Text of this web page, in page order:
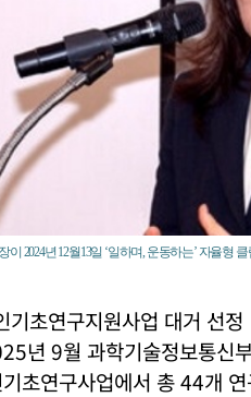
2024년 12월13일 ‘일하며, 운동하는’ 자율형
초연구지원사업 대거 선정
년 9월 과학기술정보통신
초연구사업에서 총 44개